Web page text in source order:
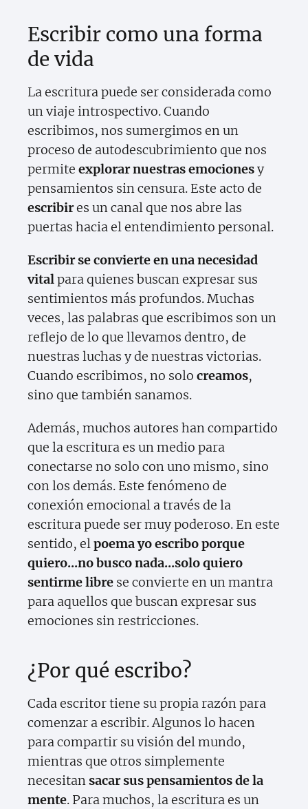
Escribir como una forma
de vida
La escritura puede ser considerada como
un viaje introspectivo. Cuando
escribimos, nos sumergimos en un
proceso de autodescubrimiento que nos
permite explorar nuestras emocionesy
pensamientos sin censura. Este acto de
escribires un canal que nos abre las
puertas hacia el entendimiento personal.
Escribir se convierte en una necesidad
vitalpara quienes buscan expresar sus
sentimientos más profundos. Muchas
veces, las palabras que escribimos son un
reflejo de lo que llevamos dentro, de
nuestras luchas y de nuestras victorias.
Cuando escribimos, no solo creamos,
sino que también sanamos.
Además, muchos autores han compartido
que la escritura es un medio para
conectarse no solo con uno mismo, sino
con los demás. Este fenómeno de
conexión emocional a través de la
escritura puede ser muy poderoso. En este
sentido, elpoema yo escribo porque
quiero...no busco nada...solo quiero
sentirme libre se convierte en un mantra
para aquellos que buscan expresar sus
emociones sin restricciones.
¿Por qué escribo?
Cada escritor tiene su propia razón para
comenzar a escribir. Algunos lo hacen
para compartir su visión del mundo,
mientras que otros simplemente
necesitan sacar sus pensamientos de la
mente. Para muchos, la escritura es un